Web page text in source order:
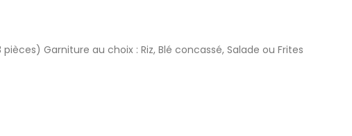
Garniture au choix : Riz, Blé concassé, Salade ou Frites